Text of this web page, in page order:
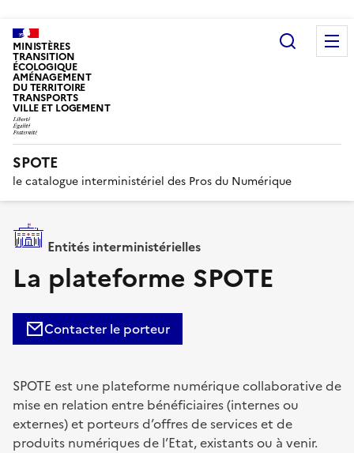
MINISTÈRES
TRANSITION
ÉCOLOGIQUE
AMÉNAGEMENT
DU TERRITOIRE
TRANSPORTS
VILLE ET LOGEMENT
SPOTE
le catalogue interministériel des Pros du Numérique
Entités interministérielles
La plateforme SPOTE
Contacter le porteur
SPOTE est une plateforme numérique collaborative de
mise en relation entre bénéficiaires (internes ou
externes) et porteurs d’offres de services et de
produits numériques de l’Etat, existants ou à venir.